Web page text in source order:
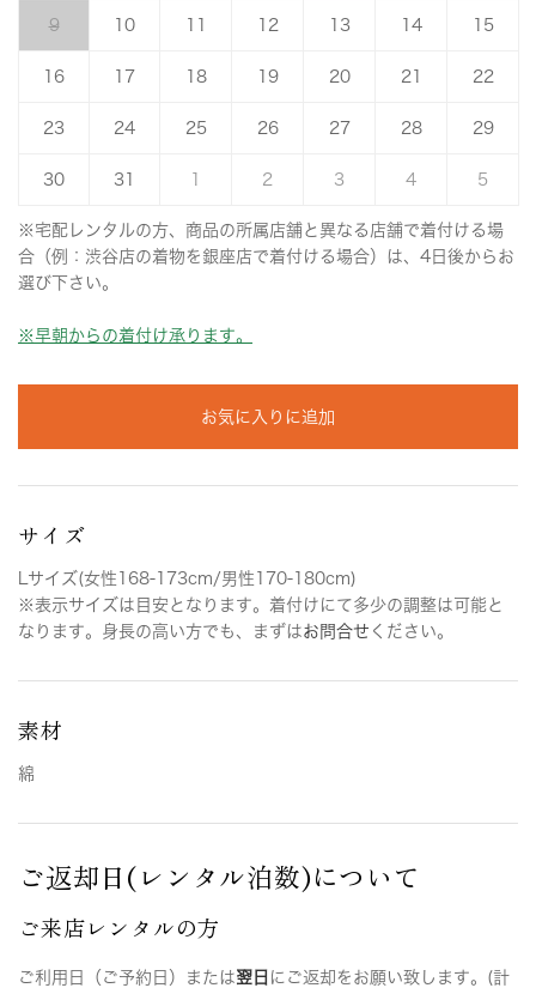
9 10 12 13 14 15
16 17 18 19 20 21 22
23 24 25 26 27 28 29
30 31 2 3 4 5
※宅配レンタルの方、商品の所属店舗と異なる店舗で着付ける場
合（例：渋谷店の着物を銀座店で着付ける場合）は、4日後からお
選び下さい。
※早朝からの着付け承ります。
お気に入りに追加
サイズ
Lサイズ(女性168-173cm/男性170-180cm)
※表示サイズは目安となります。着付けにて多少の調整は可能と
なります。身長の高い方でも、まずはお問合せ ください。
素材
綿
ご返却日(レンタル泊数)について
ご来店レンタルの方
ご利用日（ご予約日）または翌日 にご返却をお願い致します。(計